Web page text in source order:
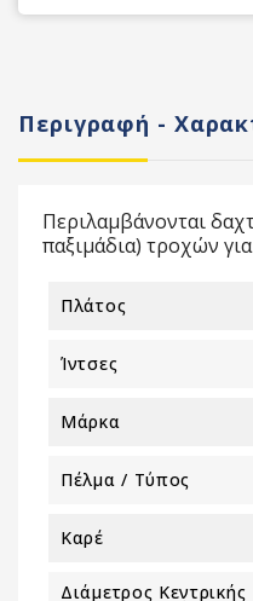
Περιγραφή -
Περιλαμβάνονται
παξιμάδια) τροχών
Πλάτος
Ίντσες
Μάρκα
Πέλμα / Τύπος
Καρέ
Διάμετρος Κεντρικής